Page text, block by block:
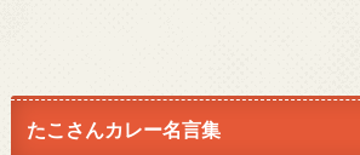
たこさんカレー名言集